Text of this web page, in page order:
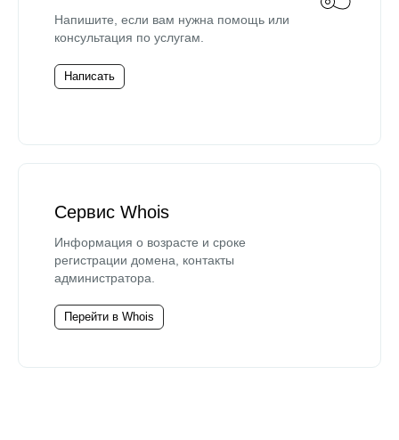
Напишите, если вам нужна помощь или
консультация по услугам.
Написать
Сервис Whois
Информация о возрасте и сроке
регистрации домена, контакты
администратора.
Перейти в Whois